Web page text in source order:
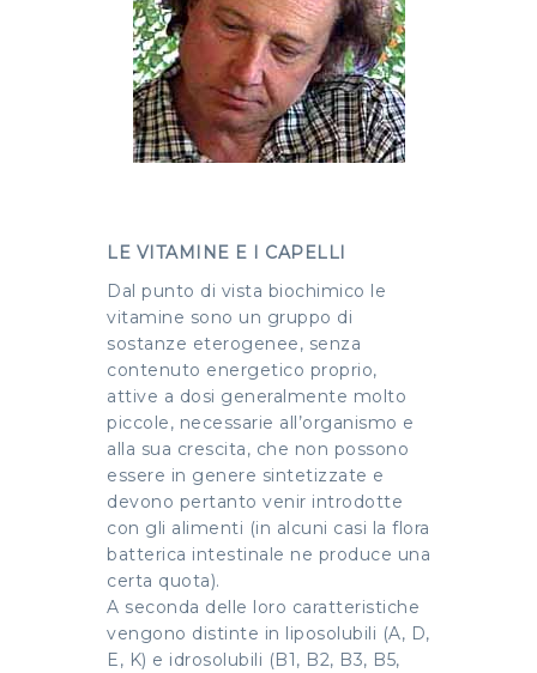
LE VITAMINE E I CAPELLI
Dal punto di vista biochimico le
vitamine sono un gruppo di
sostanze eterogenee, senza
contenuto energetico proprio,
attive a dosi generalmente molto
piccole, necessarie all’organismo e
alla sua crescita, che non possono
essere in genere sintetizzate e
devono pertanto venir introdotte
con gli alimenti (in alcuni casi la flora
batterica intestinale ne produce una
certa quota).
A seconda delle loro caratteristiche
vengono distinte in liposolubili (A, D,
E, K) e idrosolubili (B1, B2, B3, B5,